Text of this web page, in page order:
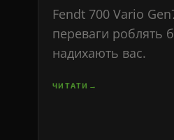
Fendt 700 Vario
переваги роблять
надихають вас.
ЧИТАТИ →